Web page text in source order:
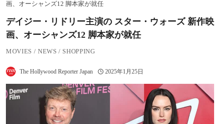
画、オーシャンズ12 脚本家が就任
デイジー・リドリー主演の スター・ウォーズ 新作映
画、オーシャンズ12 脚本家が就任
MOVIES / NEWS / SHOPPING
The Hollywood Reporter Japan 2025年1月25日